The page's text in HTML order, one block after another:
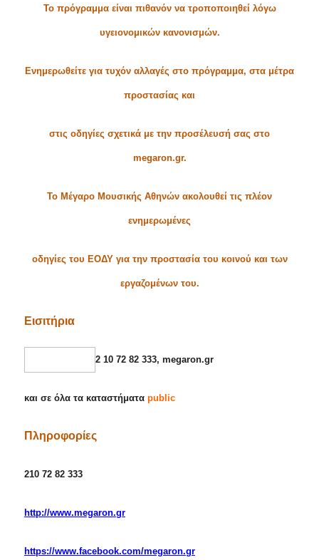
Το πρόγραμμα είναι πιθανόν να τροποποιηθεί λόγω
υγειονομικών κανονισμών.
Ενημερωθείτε για τυχόν αλλαγές στο πρόγραμμα, στα μέτρα
προστασίας και
στις οδηγίες σχετικά με την προσέλευσή σας στο
megaron.gr.
Το Μέγαρο Μουσικής Αθηνών ακολουθεί τις πλέον
ενημερωμένες
οδηγίες του ΕΟΔΥ για την προστασία του κοινού και των
εργαζομένων του.
Eισιτήρια
210 72 82 333, megaron.gr
και σε όλα τα καταστήματαpublic
Πληροφορίες
210 72 82 333
http://www.megaron.gr
https://www.facebook.com/megaron.gr